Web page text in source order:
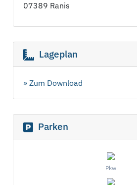
07389 Ranis
Lageplan
» Zum Download
Parken
Pkw